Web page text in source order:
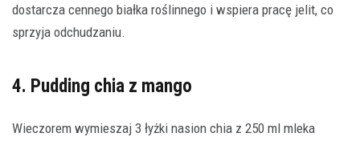
dostarcza cennego białka roślinnego i wspiera pracę jelit, co
sprzyja odchudzaniu.
4. Pudding chia z mango
Wieczorem wymieszaj 3 łyżki nasion chia z 250 ml mleka